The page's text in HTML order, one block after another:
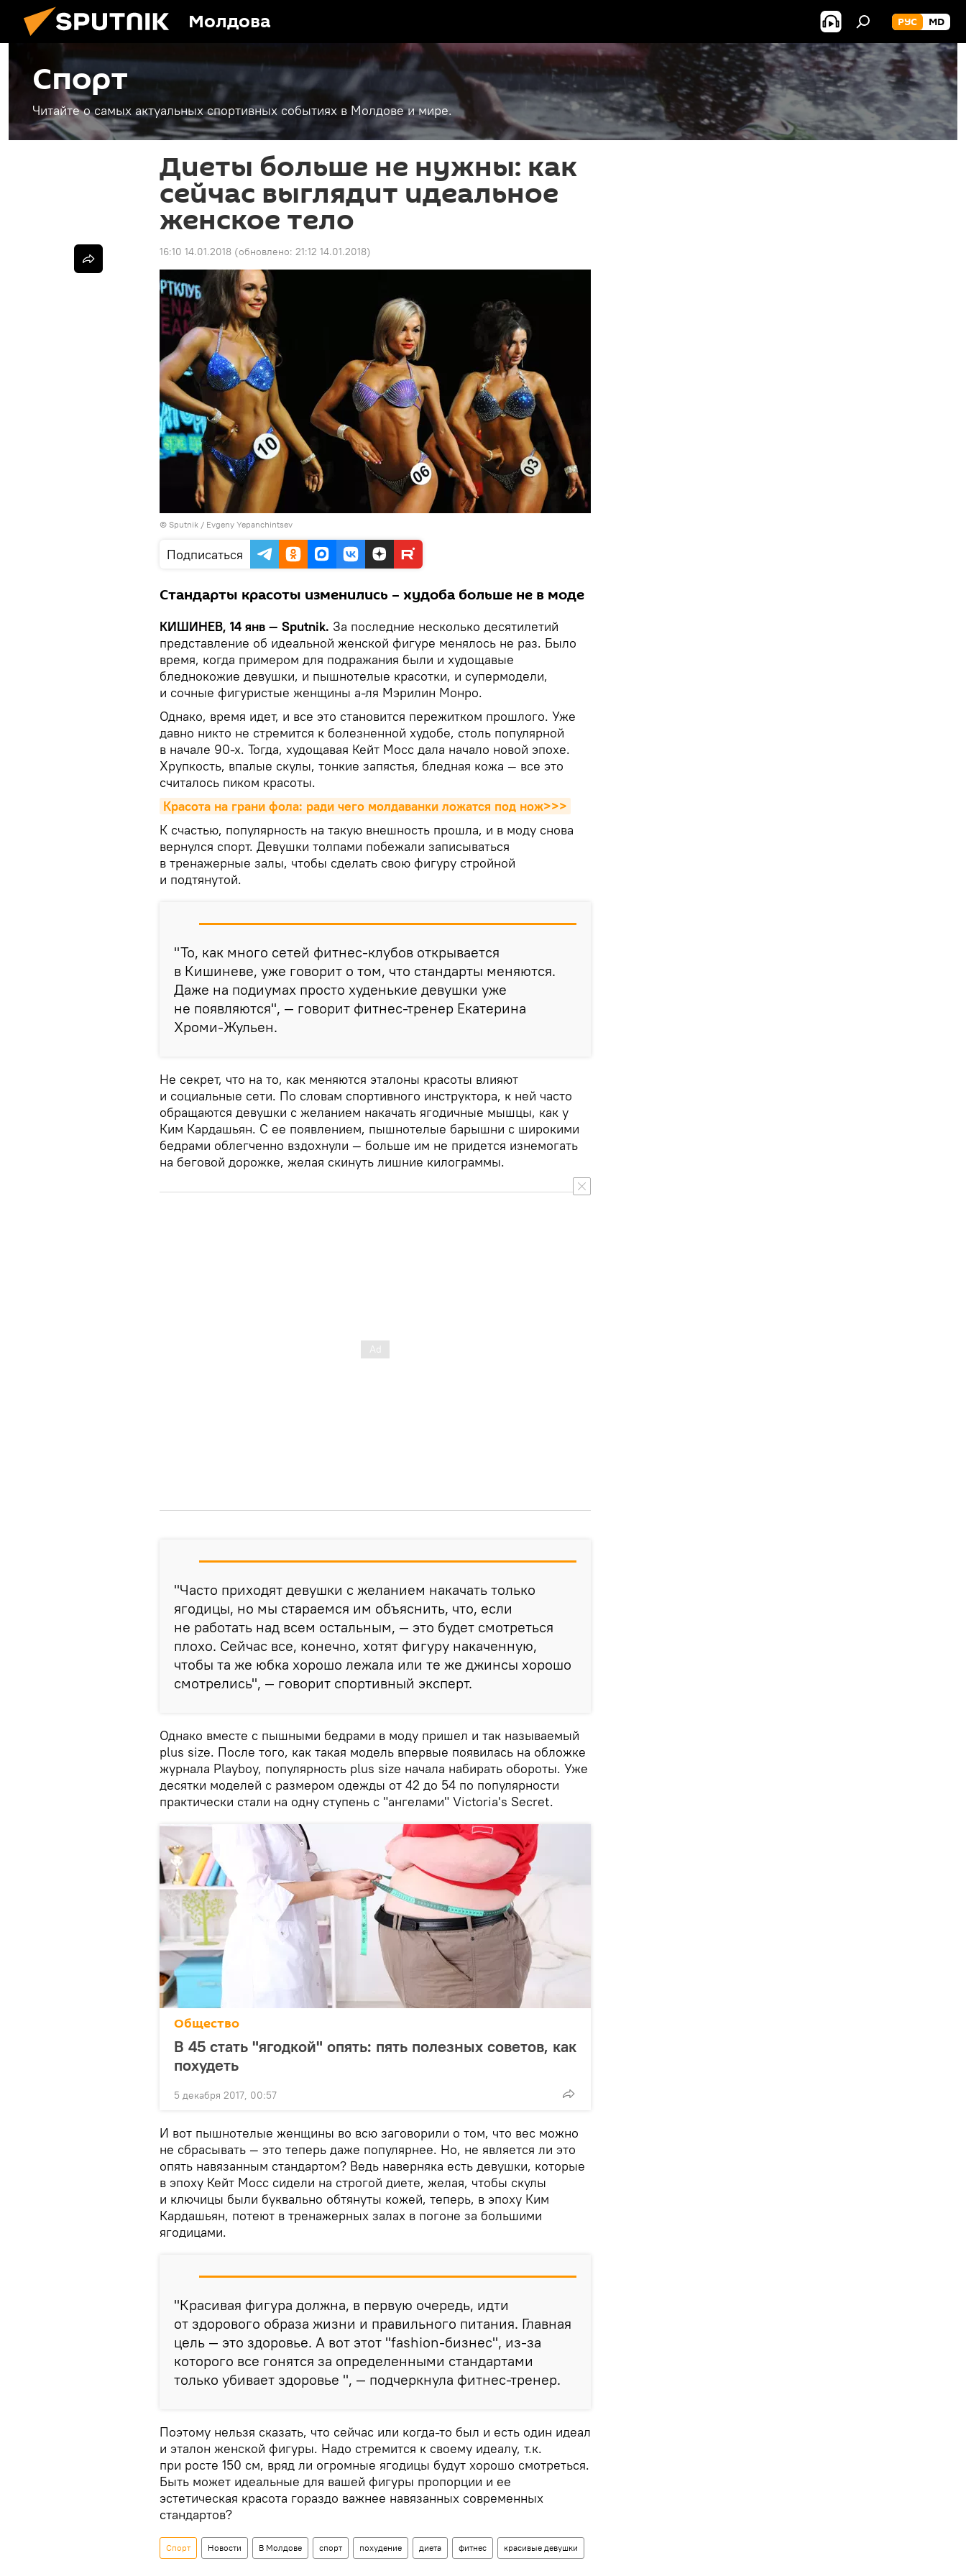
Молдова РУС MD
Спорт
Читайте о самых актуальных спортивных событиях в Молдове и мире.
Диеты больше не нужны: как
сейчас выглядит идеальное
женское тело
16:10 14.01.2018 (обновлено: 21:12 14.01.2018)
© Sputnik / Evgeny Yepanchintsev
Подписаться
Стандарты красоты изменились – худоба больше не в моде
КИШИНЕВ, 14 янв — Sputnik. За последние несколько десятилетий
представление об идеальной женской фигуре менялось не раз. Было
время, когда примером для подражания были и худощавые
бледнокожие девушки, и пышнотелые красотки, и супермодели,
и сочные фигуристые женщины а-ля Мэрилин Монро.
Однако, время идет, и все это становится пережитком прошлого. Уже
давно никто не стремится к болезненной худобе, столь популярной
в начале 90-х. Тогда, худощавая Кейт Мосс дала начало новой эпохе.
Хрупкость, впалые скулы, тонкие запястья, бледная кожа — все это
считалось пиком красоты.
Красота на грани фола: ради чего молдаванки ложатся под нож>>>
К счастью, популярность на такую внешность прошла, и в моду снова
вернулся спорт. Девушки толпами побежали записываться
в тренажерные залы, чтобы сделать свою фигуру стройной
и подтянутой.
"То, как много сетей фитнес-клубов открывается
в Кишиневе, уже говорит о том, что стандарты меняются.
Даже на подиумах просто худенькие девушки уже
не появляются", — говорит фитнес-тренер Екатерина
Хроми-Жульен.
Не секрет, что на то, как меняются эталоны красоты влияют
и социальные сети. По словам спортивного инструктора, к ней часто
обращаются девушки с желанием накачать ягодичные мышцы, как у
Ким Кардашьян. С ее появлением, пышнотелые барышни с широкими
бедрами облегченно вздохнули — больше им не придется изнемогать
на беговой дорожке, желая скинуть лишние килограммы.
"Часто приходят девушки с желанием накачать только
ягодицы, но мы стараемся им объяснить, что, если
не работать над всем остальным, — это будет смотреться
плохо. Сейчас все, конечно, хотят фигуру накаченную,
чтобы та же юбка хорошо лежала или те же джинсы хорошо
смотрелись", — говорит спортивный эксперт.
Однако вместе с пышными бедрами в моду пришел и так называемый
plus size. После того, как такая модель впервые появилась на обложке
журнала Playboy, популярность plus size начала набирать обороты. Уже
десятки моделей с размером одежды от 42 до 54 по популярности
практически стали на одну ступень с "ангелами" Victoria's Secret.
Общество
В 45 стать "ягодкой" опять: пять полезных советов, как
похудеть
5 декабря 2017, 00:57
И вот пышнотелые женщины во всю заговорили о том, что вес можно
не сбрасывать — это теперь даже популярнее. Но, не является ли это
опять навязанным стандартом? Ведь наверняка есть девушки, которые
в эпоху Кейт Мосс сидели на строгой диете, желая, чтобы скулы
и ключицы были буквально обтянуты кожей, теперь, в эпоху Ким
Кардашьян, потеют в тренажерных залах в погоне за большими
ягодицами.
"Красивая фигура должна, в первую очередь, идти
от здорового образа жизни и правильного питания. Главная
цель — это здоровье. А вот этот "fashion-бизнес", из-за
которого все гонятся за определенными стандартами
только убивает здоровье ", — подчеркнула фитнес-тренер.
Поэтому нельзя сказать, что сейчас или когда-то был и есть один идеал
и эталон женской фигуры. Надо стремится к своему идеалу, т.к.
при росте 150 см, вряд ли огромные ягодицы будут хорошо смотреться.
Быть может идеальные для вашей фигуры пропорции и ее
эстетическая красота гораздо важнее навязанных современных
стандартов?
Спорт Новости В Молдове спорт похудение диета фитнес красивые девушки